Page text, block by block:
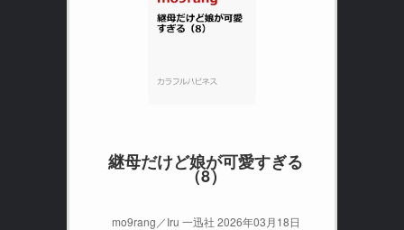
継母だけど娘が可愛すぎる
（8）
mo9rang／Iru 一迅社 2026年03月18日